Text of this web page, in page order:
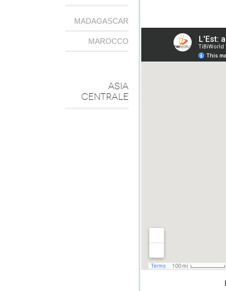
MADAGASCAR
MAROCCO
ASIA
CENTRALE